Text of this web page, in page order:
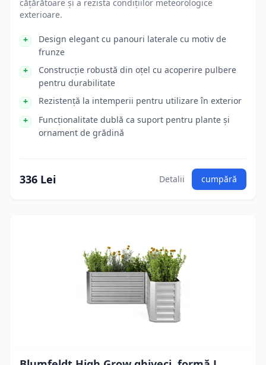
cățărătoare și a rezista condițiilor meteorologice
exterioare.
Design elegant cu panouri laterale cu motiv de
frunze
Construcție robustă din oțel cu acoperire pulbere
pentru durabilitate
Rezistență la intemperii pentru utilizare în exterior
Funcționalitate dublă ca suport pentru plante și
ornament de grădină
336 Lei Detalii cumpără